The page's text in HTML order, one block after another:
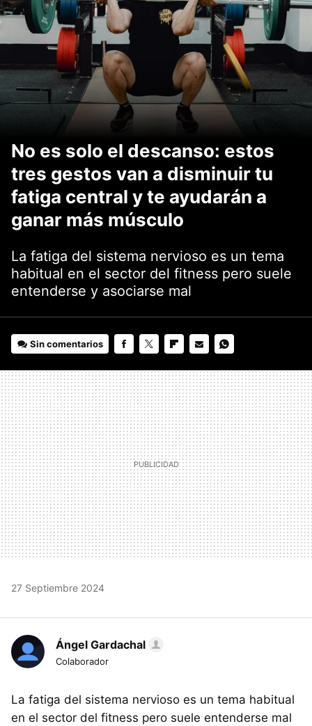
No es solo el descanso: estos
tres gestos van a disminuir tu
fatiga central y te ayudarán a
ganar más músculo
La fatiga del sistema nervioso es un tema
habitual en el sector del fitness pero suele
entenderse y asociarse mal
Sin comentarios
MAIL
27 Septiembre 2024
Ángel Gardachal
Colaborador
La fatiga del sistema nervioso es un tema habitual
en el sector del fitness pero suele entenderse mal